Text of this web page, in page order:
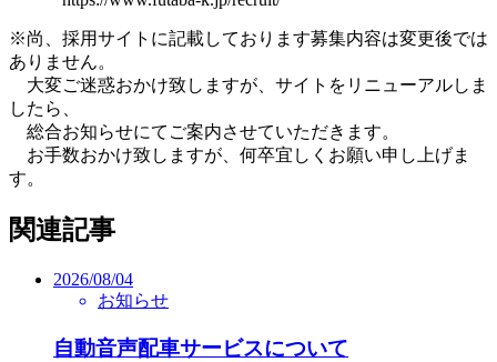
※尚、採用サイトに記載しております募集内容は変更後では
ありません。
大変ご迷惑おかけ致しますが、サイトをリニューアルしま
したら、
総合お知らせにてご案内させていただきます。
お手数おかけ致しますが、何卒宜しくお願い申し上げま
す。
関連記事
2026/08/04
お知らせ
自動音声配車サービスについて